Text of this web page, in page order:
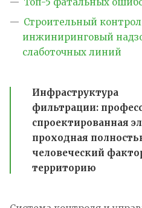
Строительный
инжиниринговый
слаботочных линий
Инфраструктура
фильтрации:
спроектированная
проходная
человеческий
территорию